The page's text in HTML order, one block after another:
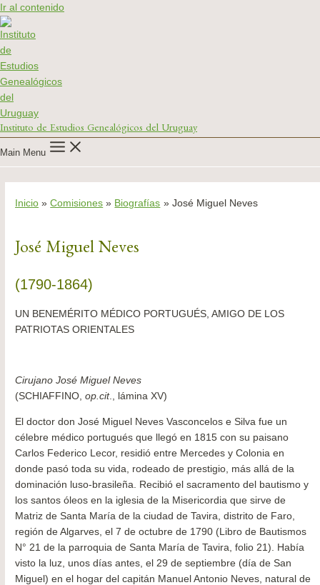
Ir al contenido
Instituto de Estudios Genealógicos del Uruguay
Main Menu
Inicio Comisiones Biografías José Miguel Neves
José Miguel Neves
(1790-1864)
UN BENEMÉRITO MÉDICO PORTUGUÉS, AMIGO DE LOS
PATRIOTAS ORIENTALES
Cirujano José Miguel Neves
(SCHIAFFINO,op.cit., lámina XV)
El doctor don José Miguel Neves Vasconcelos e Silva fue un
célebre médico portugués que llegó en 1815 con su paisano
Carlos Federico Lecor, residió entre Mercedes y Colonia en
donde pasó toda su vida, rodeado de prestigio, más allá de la
dominación luso-brasileña. Recibió el sacramento del bautismo y
los santos óleos en la iglesia de la Misericordia que sirve de
Matriz de Santa María de la ciudad de Tavira, distrito de Faro,
región de Algarves, el 7 de octubre de 1790 (Libro de Bautismos
N° 21 de la parroquia de Santa María de Tavira, folio 21). Había
visto la luz, unos días antes, el 29 de septiembre (día de San
Miguel) en el hogar del capitán Manuel Antonio Neves, natural de